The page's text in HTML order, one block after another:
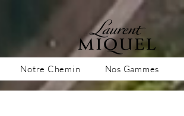
Notre Chemin Nos Gammes